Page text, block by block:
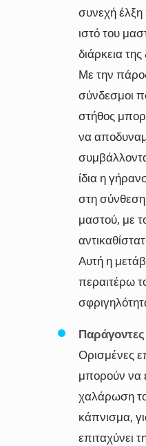
συνεχή
ιστό του
διάρκεια
Με την
σύνδεσμοι
στήθος
να
ίδια η
στη σύνθεση
μαστού, με
Αυτή η
περαιτέρω
Ορισμένες
μπορούν να
χαλάρωση
κάπνισμα,
επιταχύνει